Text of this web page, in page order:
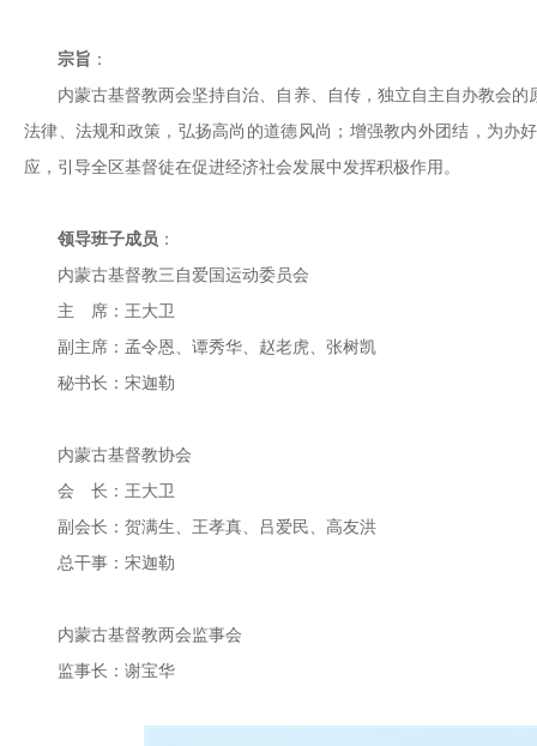
宗旨 ：
内蒙古基督教两会坚持自治、自养、自传，独立自主自办教会
法律、法规和政策，弘扬高尚的道德风尚；增强教内外团结，为办
应，引导全区基督徒在促进经济社会发展中发挥积极作用。
领导班子成员 ：
内蒙古基督教三自爱国运动委员会
主 席：王大卫
副主席：孟令恩、谭秀华、赵老虎、张树凯
秘书长：宋迦勒
内蒙古基督教协会
会 长：王大卫
副会长：贺满生、王孝真、吕爱民、高友洪
总干事：宋迦勒
内蒙古基督教两会监事会
监事长：谢宝华